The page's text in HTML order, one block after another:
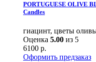
PORTUGUESE OLIVE
Candles
гиацинт, цветы
Оценка 5.00 из 5
6100 р.
Оформить предзаказ